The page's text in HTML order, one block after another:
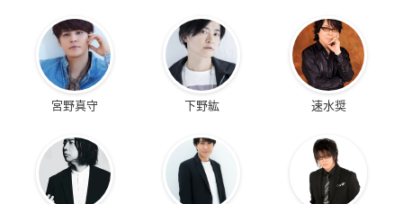
宮野真守 下野紘 速水奨